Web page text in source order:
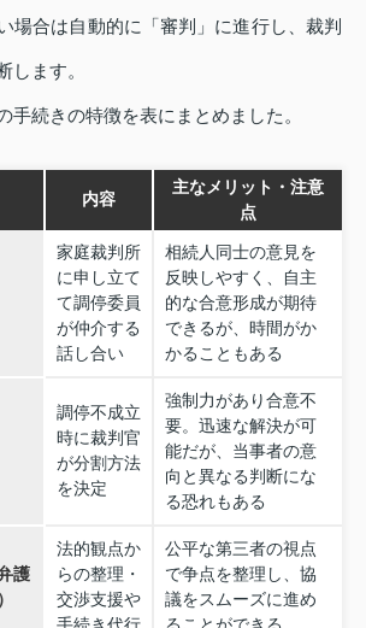
場合は自動的に「審判」に進行し、裁判
します。
手続きの特徴を表にまとめました。
内容
主なメリット・注意
点
家庭裁判所
に申し立て
て調停委員
が仲介する
話し合い
相続人同士の意見を
反映しやすく、自主
的な合意形成が期待
できるが、時間がか
かることもある
調停不成立
時に裁判官
が分割方法
を決定
強制力があり合意不
要。迅速な解決が可
能だが、当事者の意
向と異なる判断にな
る恐れもある
護
法的観点か
らの整理・
交渉支援や
公平な第三者の視点
で争点を整理し、協
議をスムーズに進め